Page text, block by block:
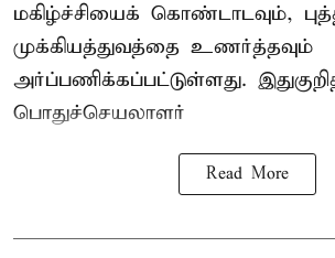
மகிழ்ச்சியைக் கொண்டாடவும்,
முக்கியத்துவத்தை உணர்த்தவும்
அர்ப்பணிக்கப்பட்டுள்ளது.
பொதுச்செயலாளர்
Read More